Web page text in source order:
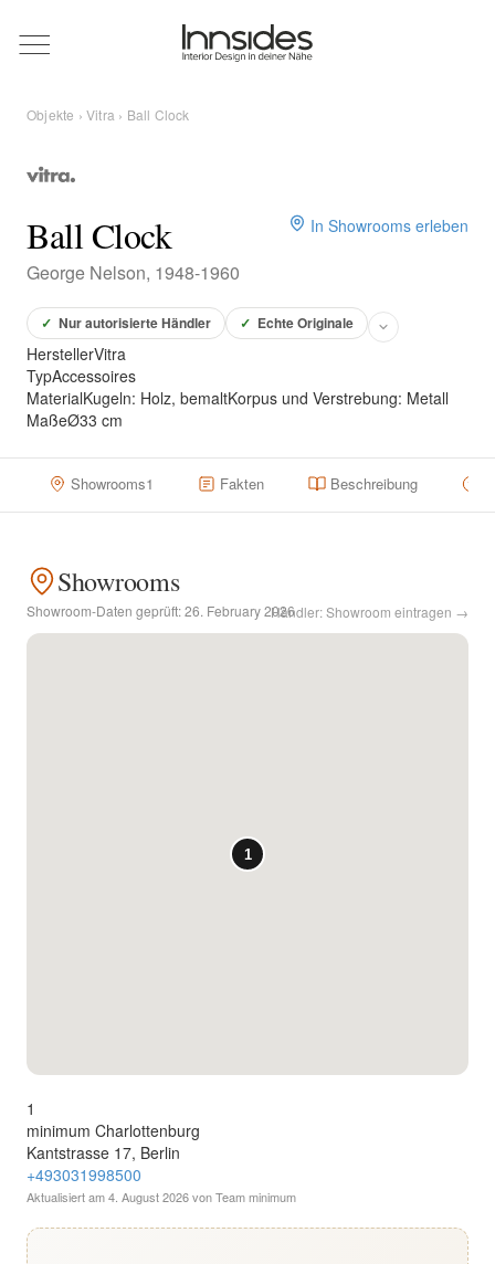
Magazin
Showrooms
Objekte
Über uns
Für Händler
Facebook
Deutsch
Objekte ›Vitra › Ball Clock
Ball Clock
George Nelson, 1948-1960
In Showrooms erleben
✓ Nur autorisierte Händler ✓ Echte Originale
HerstellerVitra
TypAccessoires
MaterialKugeln: Holz, bemaltKorpus und Verstrebung: Metall
MaßeØ33 cm
Showrooms1 Fakten Beschreibung
Showrooms
Showroom-Daten geprüft:26. February 2026Händler: Showroom eintragen →
1
minimum Charlottenburg
Kantstrasse 17, Berlin
+493031998500
Aktualisiert am4. August 2026von Team minimum